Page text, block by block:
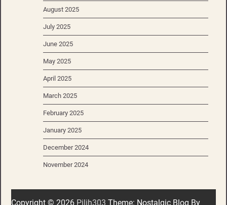
August 2025
July 2025
June 2025
May 2025
April 2025
March 2025
February 2025
January 2025
December 2024
November 2024
Copyright © 2026 Pilih303 Theme: Nostalgic Blog By